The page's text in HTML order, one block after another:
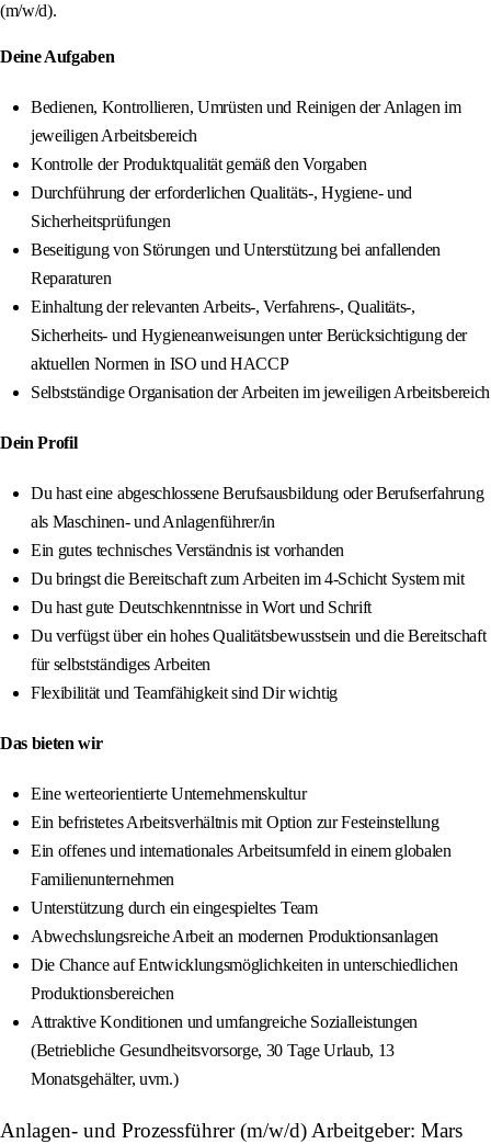
(m/w/d).
Deine Aufgaben
Bedienen, Kontrollieren, Umrüsten und Reinigen der Anlagen im
jeweiligen Arbeitsbereich
Kontrolle der Produktqualität gemäß den Vorgaben
Durchführung der erforderlichen Qualitäts-, Hygiene- und
Sicherheitsprüfungen
Beseitigung von Störungen und Unterstützung bei anfallenden
Reparaturen
Einhaltung der relevanten Arbeits-, Verfahrens-, Qualitäts-,
Sicherheits- und Hygieneanweisungen unter Berücksichtigung der
aktuellen Normen in ISO und HACCP
Selbstständige Organisation der Arbeiten im jeweiligen Arbeitsbereich
Dein Profil
Du hast eine abgeschlossene Berufsausbildung oder Berufserfahrung
als Maschinen- und Anlagenführer/in
Ein gutes technisches Verständnis ist vorhanden
Du bringst die Bereitschaft zum Arbeiten im 4-Schicht System mit
Du hast gute Deutschkenntnisse in Wort und Schrift
Du verfügst über ein hohes Qualitätsbewusstsein und die Bereitschaft
für selbstständiges Arbeiten
Flexibilität und Teamfähigkeit sind Dir wichtig
Das bieten wir
Eine werteorientierte Unternehmenskultur
Ein befristetes Arbeitsverhältnis mit Option zur Festeinstellung
Ein offenes und internationales Arbeitsumfeld in einem globalen
Familienunternehmen
Unterstützung durch ein eingespieltes Team
Abwechslungsreiche Arbeit an modernen Produktionsanlagen
Die Chance auf Entwicklungsmöglichkeiten in unterschiedlichen
Produktionsbereichen
Attraktive Konditionen und umfangreiche Sozialleistungen
(Betriebliche Gesundheitsvorsorge, 30 Tage Urlaub, 13
Monatsgehälter, uvm.)
Anlagen- und Prozessführer (m/w/d) Arbeitgeber: Mars